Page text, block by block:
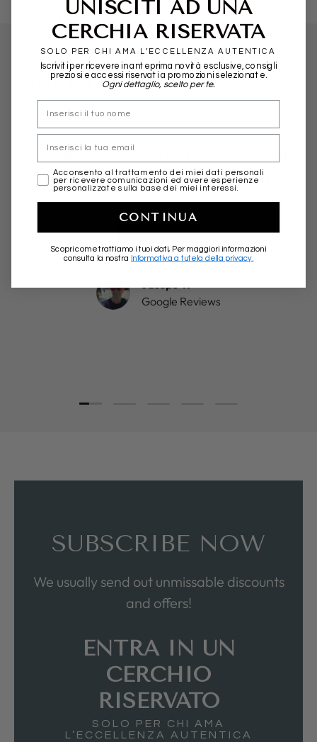
WHAT THEY SAY ABOUT US...
Friendly, professional and fast in shipping.
More than positive experience. Highly
recommended!
★★★★★
Jacopo T.
Google Reviews
SUBSCRIBE NOW
We usually send out unmissable discounts
and offers!
ENTRA IN UN
CERCHIO
RISERVATO
SOLO PER CHI AMA
L’ECCELLENZA AUTENTICA
UNISCITI AD UNA
CERCHIA RISERVATA
SOLO PER CHI AMA L’ECCELLENZA AUTENTICA
Iscriviti per ricevere in anteprima novità esclusive, consigli
preziosi e accessi riservati a promozioni selezionate.
Ogni dettaglio, scelto per te.
nome
Email
marketing
Acconsento al trattamento dei miei dati personali
per ricevere comunicazioni ed avere esperienze
personalizzate sulla base dei miei interessi.
CONTINUA
Scopri come trattiamo i tuoi dati, Per maggiori informazioni
consulta la nostra Informativa a tutela della privacy.